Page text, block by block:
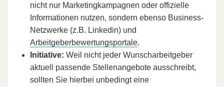
nicht nur Marketingkampagnen oder offizielle
Informationen nutzen, sondern ebenso Business-
Netzwerke (z.B. Linkedin) und
Arbeitgeberbewertungsportale.
Initiative: Weil nicht jeder Wunscharbeitgeber
aktuell passende Stellenangebote ausschreibt,
sollten Sie hierbei unbedingt eine